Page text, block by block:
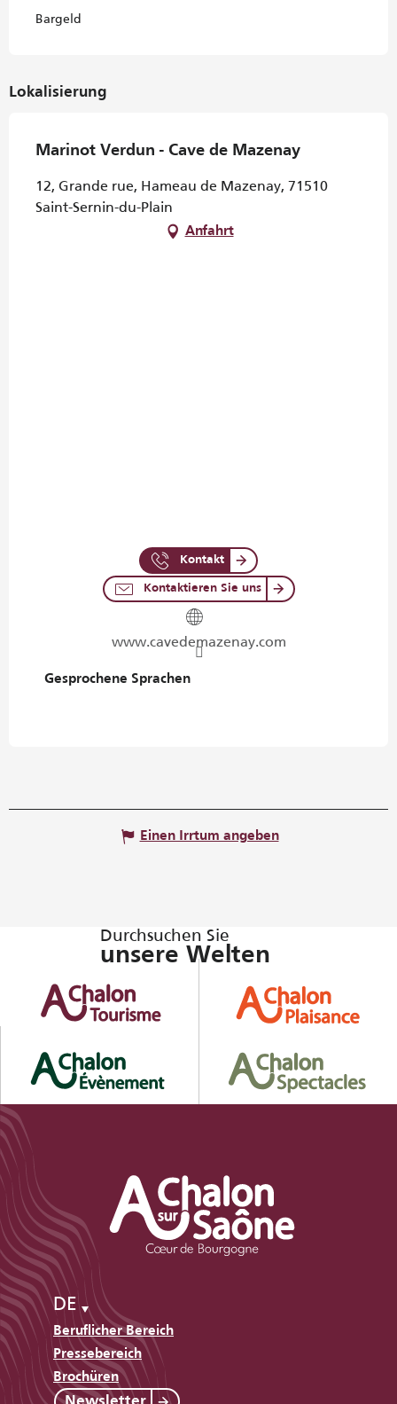
Bargeld
Lokalisierung
Marinot Verdun - Cave de Mazenay
12, Grande rue, Hameau de Mazenay, 71510
Saint-Sernin-du-Plain
Anfahrt
Kontakt
Kontaktieren Sie uns
www.cavedemazenay.com
Gesprochene Sprachen
Gesprochene Sprachen
Einen Irrtum angeben
Durchsuchen Sie
unsere Welten
DE
Beruflicher Bereich
Pressebereich
Brochüren